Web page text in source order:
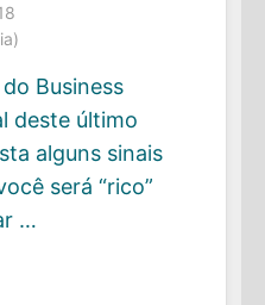
Business
deste último
alguns sinais
será “rico”
…